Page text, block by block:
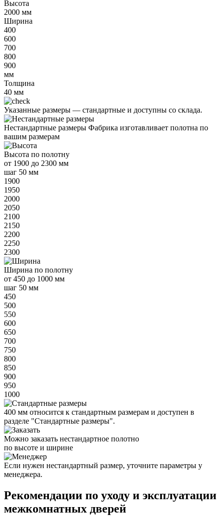
Высота
2000 мм
Ширина
400
600
700
800
900
мм
Толщина
40 мм
Указанные размеры — стандартные и доступны со склада.
Нестандартные размеры Фабрика изготавливает полотна по
вашим размерам
Высота по полотну
от 1900 до 2300 мм
шаг 50 мм
1900
1950
2000
2050
2100
2150
2200
2250
2300
Ширина по полотну
от 450 до 1000 мм
шаг 50 мм
450
500
550
600
650
700
750
800
850
900
950
1000
400 мм относится к стандартным размерам и доступен в
разделе "Стандартные размеры".
Можно заказать нестандартное полотно
по высоте и ширине
Если нужен нестандартный размер, уточните параметры у
менеджера.
Рекомендации по уходу и эксплуатации
межкомнатных дверей